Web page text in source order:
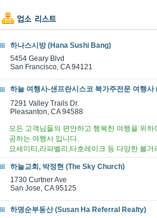
하나스시방 (Hana Sushi Bang)
5454 Geary Blvd
San Francisco, CA 94121
하늘 여행사-샌프란시스코 북가주전문 여행사
7291 Valley Trails Dr.
Pleasanton, CA 94588
모든 고객님들의 편안하고 행복한 여행을 위
공하는 여행사 입니다.
요세미티,라파벨리,타호레이크 등 다양한 볼
하늘교회, 박정현 (The Sky Church)
1730 Curtner Ave
San Jose, CA 95125
하명순부동산 (Susan Ha Referral Realty)